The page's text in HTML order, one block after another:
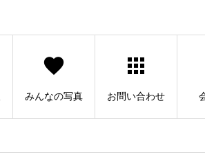
みんなの写真 お問い合わせ